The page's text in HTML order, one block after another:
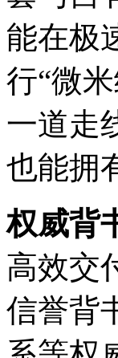
能在极
行“微
一道走
也能拥
权威背
高效交
信誉背